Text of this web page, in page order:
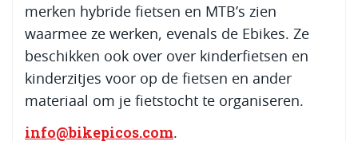
merken hybride fietsen en MTB’s zien
waarmee ze werken, evenals de Ebikes. Ze
beschikken ook over over kinderfietsen en
kinderzitjes voor op de fietsen en ander
materiaal om je fietstocht te organiseren.
info@bikepicos.com.